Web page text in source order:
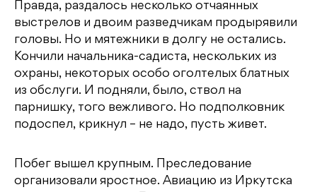
Правда, раздалось несколько отчаянных
выстрелов и двоим разведчикам продырявили
головы. Но и мятежники в долгу не остались.
Кончили начальника-садиста, нескольких из
охраны, некоторых особо оголтелых блатных
из обслуги. И подняли, было, ствол на
парнишку, того вежливого. Но подполковник
подоспел, крикнул – не надо, пусть живет.
Побег вышел крупным. Преследование
организовали яростное. Авиацию из Иркутска